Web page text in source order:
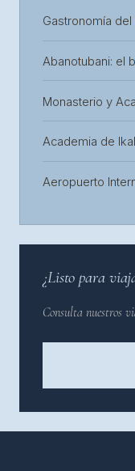
Gastronomía
Abanotubani: el
Monasterio y
Academia de
Aeropuerto
¿Listo para
Consulta nuestros